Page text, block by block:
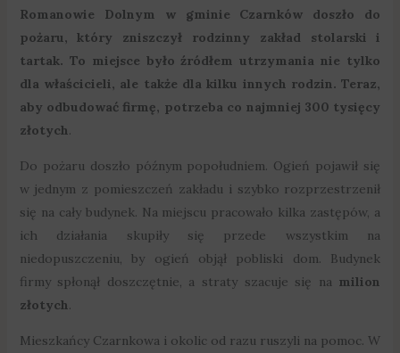
Romanowie Dolnym w gminie Czarnków doszło do
pożaru, który zniszczył rodzinny zakład stolarski i
tartak. To miejsce było źródłem utrzymania nie tylko
dla właścicieli, ale także dla kilku innych rodzin. Teraz,
aby odbudować firmę, potrzeba co najmniej 300 tysięcy
złotych.
Do pożaru doszło późnym popołudniem. Ogień pojawił się
w jednym z pomieszczeń zakładu i szybko rozprzestrzenił
się na cały budynek. Na miejscu pracowało kilka zastępów, a
ich działania skupiły się przede wszystkim na
niedopuszczeniu, by ogień objął pobliski dom. Budynek
firmy spłonął doszczętnie, a straty szacuje się na milion
złotych.
Mieszkańcy Czarnkowa i okolic od razu ruszyli na pomoc. W